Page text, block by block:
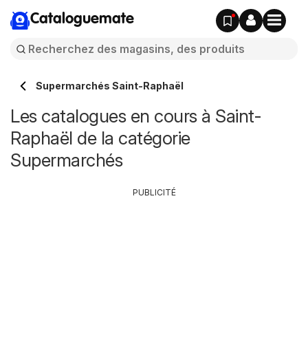
Cataloguemate
Supermarchés Saint-Raphaël
Les catalogues en cours à Saint-
Raphaël de la catégorie
Supermarchés
PUBLICITÉ